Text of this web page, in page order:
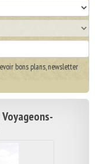
bons plans, newsletter